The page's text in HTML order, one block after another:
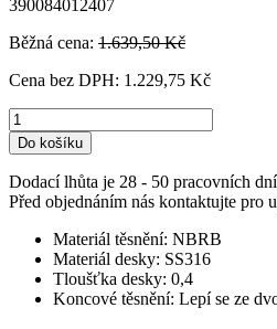
390084012407
Běžná cena: 1.639,50 Kč
Cena bez DPH: 1.229,75 Kč
Do košíku
Dodací lhůta je 28 - 50 pracovních dní
Před objednáním nás kontaktujte pro
Materiál těsnění: NBRB
Materiál desky: SS316
Tloušťka desky: 0,4
Koncové těsnění: Lepí se ze